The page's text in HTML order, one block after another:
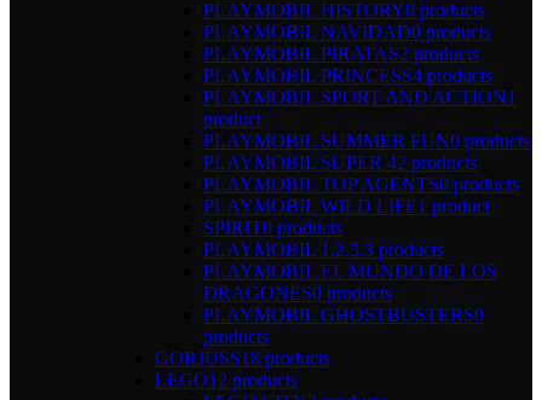
PLAYMOBIL HISTORY0 products
PLAYMOBIL NAVIDAD0 products
PLAYMOBIL PIRATAS2 products
PLAYMOBIL PRINCESS4 products
PLAYMOBIL SPORT AND ACTION1
product
PLAYMOBIL SUMMER FUN0 products
PLAYMOBIL SUPER 42 products
PLAYMOBIL TOP AGENTS0 products
PLAYMOBIL WILD LIFE1 product
SPIRIT0 products
PLAYMOBIL 1.2.3.3 products
PLAYMOBIL EL MUNDO DE LOS
DRAGONES0 products
PLAYMOBIL GHOSTBUSTERS0
products
GORJUSS18 products
LEGO12 products